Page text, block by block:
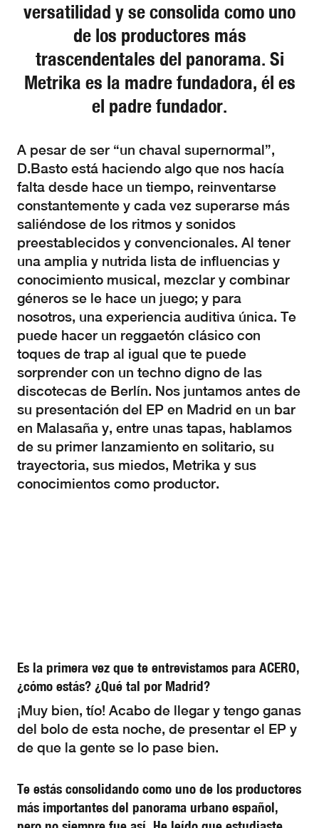
versatilidad y se consolida como uno
de los productores más
trascendentales del panorama. Si
Metrika es la madre fundadora, él es
el padre fundador.
A pesar de ser “un chaval supernormal”,
D.Basto está haciendo algo que nos hacía
falta desde hace un tiempo, reinventarse
constantemente y cada vez superarse más
saliéndose de los ritmos y sonidos
preestablecidos y convencionales. Al tener
una amplia y nutrida lista de influencias y
conocimiento musical, mezclar y combinar
géneros se le hace un juego; y para
nosotros, una experiencia auditiva única. Te
puede hacer un reggaetón clásico con
toques de trap al igual que te puede
sorprender con un techno digno de las
discotecas de Berlín. Nos juntamos antes de
su presentación del EP en Madrid en un bar
en Malasaña y, entre unas tapas, hablamos
de su primer lanzamiento en solitario, su
trayectoria, sus miedos, Metrika y sus
conocimientos como productor.
Es la primera vez que te entrevistamos para ACERO,
¿cómo estás? ¿Qué tal por Madrid?
¡Muy bien, tío! Acabo de llegar y tengo ganas
del bolo de esta noche, de presentar el EP y
de que la gente se lo pase bien.
Te estás consolidando como uno de los productores
más importantes del panorama urbano español,